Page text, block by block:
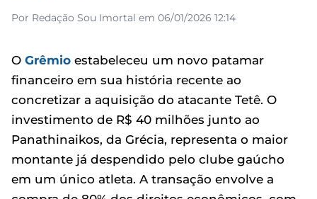
Por Redação Sou Imortal em 06/01/2026 12:14
O Grêmio estabeleceu um novo patamar
financeiro em sua história recente ao
concretizar a aquisição do atacante Tetê. O
investimento de R$ 40 milhões junto ao
Panathinaikos, da Grécia, representa o maior
montante já despendido pelo clube gaúcho
em um único atleta. A transação envolve a